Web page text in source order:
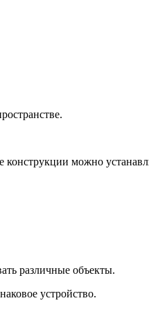
можно
различные объекты.
устройство.